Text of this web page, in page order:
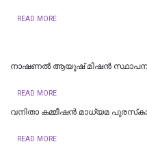
READ MORE
നാഷണൽ ആയുഷ് മിഷൻ
READ MORE
വനിതാ കമ്മീഷൻ മാധ്യമ
READ MORE